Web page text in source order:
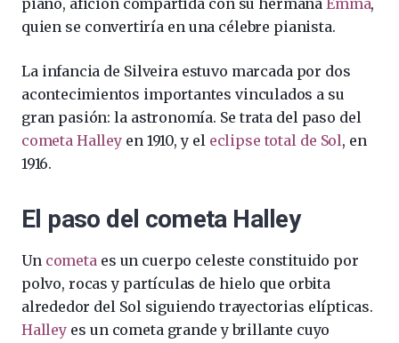
piano, afición compartida con su hermanaEmma,
quien se convertiría en una célebre pianista.
La infancia de Silveira estuvo marcada por dos
acontecimientos importantes vinculados a su
gran pasión: la astronomía. Se trata del paso del
cometa Halleyen 1910, y el eclipse total de Sol, en
1916.
El paso del cometa Halley
Un cometaes un cuerpo celeste constituido por
polvo, rocas y partículas de hielo que orbita
alrededor del Sol siguiendo trayectorias elípticas.
Halleyes un cometa grande y brillante cuyo